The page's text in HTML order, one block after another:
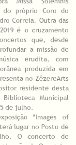
do próprio Coro do
Correia. Outra das
é o cruzamento
que, desde
a missão de
erudita, com
produzida em
no ZêzereArts
residente desta
Municipal
de julho.
"Images of
lugar no Posto de
O concerto de